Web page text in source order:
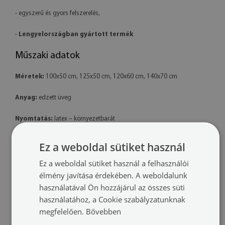
- egyszerű és gyors felszerelés,
- Lengyelországban gyártott termék
Műszaki adatok
Méretek: 100x50 cm, 125x50 cm, 120x60 cm, 140x70 cm
Anyag: edzett üveg
Nyomtatás: latex – környezetbarát
Felszerelés: a termék készen áll a felszerelésre. A csomag tartalmaz
professzionális polimer ragasztót is.
További információk:
- A késztermék színei kissé eltérhetnek a látványtervtől a
Ez a weboldal sütiket használ
Ez a weboldal sütiket használ a felhasználói
élmény javítása érdekében. A weboldalunk
használatával Ön hozzájárul az összes süti
használatához, a Cookie szabályzatunknak
megfelelően. Bővebben